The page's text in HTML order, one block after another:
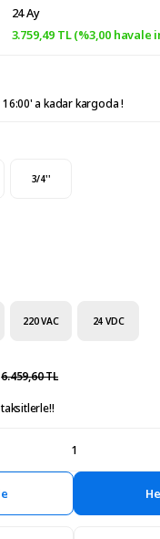
24 Ay
3.759,49 TL (%3,00
a kadar kargoda !
3/4''
220 VAC 24 VDC
6.459,60 TL